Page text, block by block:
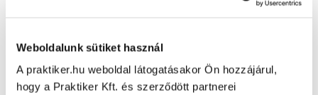
Weboldalunk sütiket használ
A praktiker.hu weboldal látogatásakor Ön hozzájárul,
hogy a Praktiker Kft. és szerződött partnerei
Oldal újratöltése